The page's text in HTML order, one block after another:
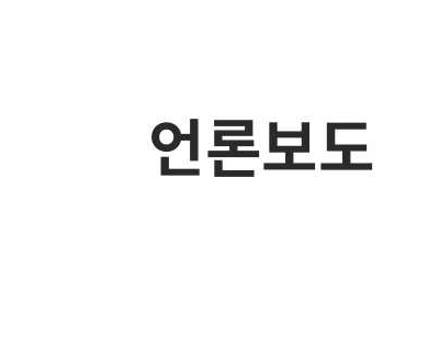
언론보도